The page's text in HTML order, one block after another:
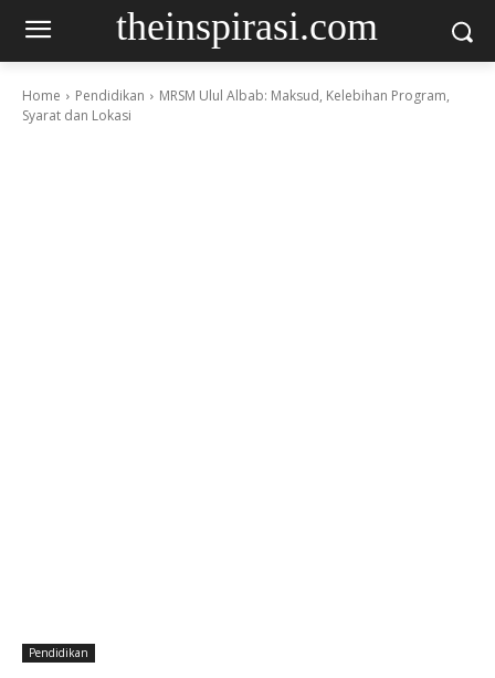
theinspirasi.com
Home Pendidikan
MRSM Ulul Albab: Maksud, Kelebihan Program,
Syarat dan Lokasi
Pendidikan